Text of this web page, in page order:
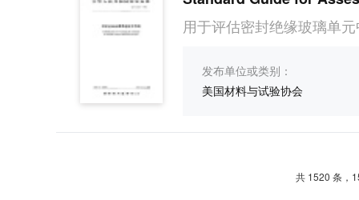
用于评估密封绝缘玻璃单
发布单位或类别：
美国材料与试验协会
共 1520 条，